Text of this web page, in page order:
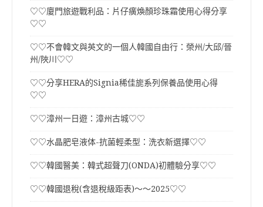
♡♡廈門旅遊戰利品：片仔癀煥顏珍珠霜使用心得分享
♡♡
♡♡不會韓文與英文的一個人韓國自由行：榮州/大邱/晉
州/陜川♡♡
♡♡分享HERA的Signia稀佳旎系列保養品使用心得
♡♡
♡♡漳州一日遊：漳州古城♡♡
♡♡水晶肥皂液体-抗菌輕柔型：洗衣新選擇♡♡
♡♡韓國醫美：韓式超聲刀(ONDA)初體驗分享♡♡
♡♡韓國退稅(含退稅級距表)～～2025♡♡